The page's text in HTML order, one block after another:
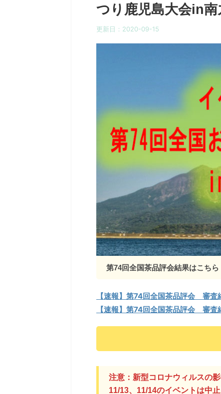
つり鹿児島大会in南
更新日： 2020-09-15
第74回全国茶品評会結果はこちら
【速報】第74回全国茶品評会 審
【速報】第74回全国茶品評会 審
注意：新型コロナウィルスの影
11/13、11/14のイベントは中止
摂取させたくないなら「こども緑茶」がオスス
メ！ 子どもに緑茶を飲ませたいけれど、緑茶の
ある方もいらっしゃるでしょう。「カフェイ
体脂肪分解・促進作用・飲み過ぎた時の酔い覚
まし効果・強心作用・血行をよくする などの効
NEW！農研機
構の「茶品種ハ
した 茶品種ハ
て詳しく書かれ
が更新されてい
ます。興味があ
多いかと思いま
とのお茶を飲ん